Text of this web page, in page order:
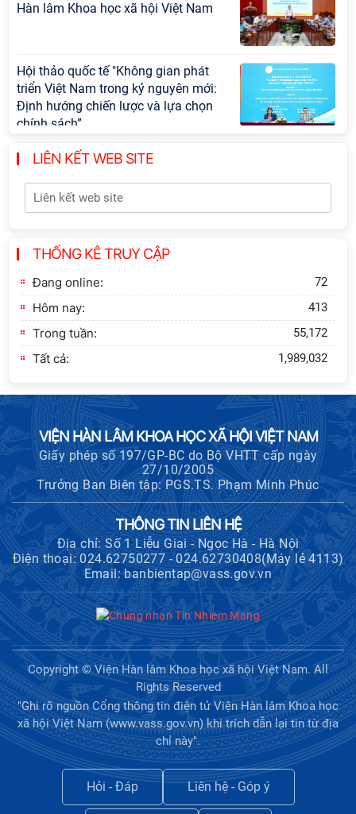
Hàn lâm Khoa học xã hội Việt Nam
Hội thảo quốc tế "Không gian phát
triển Việt Nam trong kỷ nguyên mới:
Định hướng chiến lược và lựa chọn
chính sách”
Khai quật công trường khai thác đá
Tôn
sinh đào tạo trình độ tiến sĩ đợt 1
LIÊN KẾT WEB SITE
THỐNG KÊ TRUY CẬP
Đang online: 72
Hôm nay: 413
Trong tuần: 55,172
Tất cả: 1,989,032
VIỆN HÀN LÂM KHOA HỌC XÃ HỘI VIỆT NAM
Giấy phép số 197/GP-BC do Bộ VHTT cấp ngày
27/10/2005
Trưởng Ban Biên tập: PGS.TS. Phạm Minh Phúc
THÔNG TIN LIÊN HỆ
Địa chỉ: Số 1 Liễu Giai - Ngọc Hà - Hà Nội
Điện thoại: 024.62750277 - 024.62730408(Máy lẻ 4113)
Email: banbientap@vass.gov.vn
Copyright © Viện Hàn lâm Khoa học xã hội Việt Nam. All
Rights Reserved
"Ghi rõ nguồn Cổng thông tin điện tử Viện Hàn lâm Khoa học
xã hội Việt Nam (www.vass.gov.vn) khi trích dẫn lại tin từ địa
chỉ này".
Hỏi - Đáp Liên hệ - Góp ý